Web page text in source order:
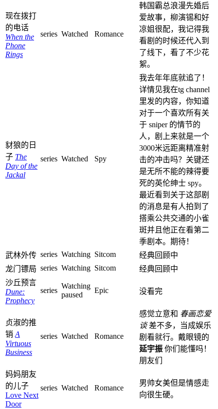
现在拨打
的电话
When the
Phone
Rings
series Watched Romance
韩国霸总浪漫先婚后
爱故事，柳演锡和好
凉姐很配，我记得我
看剧的时候还代入到
了线下，看了不少花
絮。
豺狼的日
子 The
Day of the
Jackal
series Watched Spy
我去年年底就追了！
详情见我在tg channel
里发的内容，你知道
对于一个喜欢所有关
于 sniper 的情节的
人，剧上来就是一个
3000米远距离精准射
击的冲击吗？关键还
是无所不能的辣得要
死的英伦绅士 spy。
最近看到关于这部剧
的消息是有人拍到了
搭乘公共交通的小雀
斑并且他正在看第二
季剧本。期待！
武林外传 series Watching Sitcom
经典回顾中
龙门镖局 series Watching Sitcom
经典回顾中
沙丘预言
Dune:
Prophecy
series
Watching
paused
Epic 没看完
贞淑的推
销 A
Virtuous
Business
series Watched Romance
感觉立意和 春画恋爱
谈差不多，当成娱乐
剧看就行。戴眼镜的
延宇振 你们能懂吗！
朋友们
妈妈朋友
的儿子
Love Next
Door
series Watched Romance
男帅女美但是情感走
向很生硬。